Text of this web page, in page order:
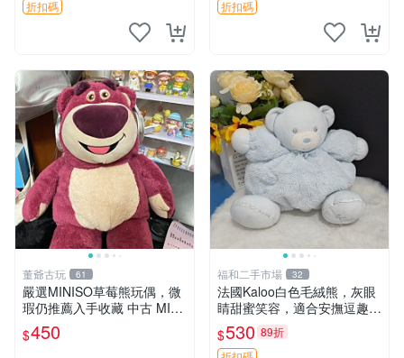
折扣碼
折扣碼
董爺古玩 61
嚴選MINISO草莓熊玩偶，微
瑕仍推薦入手收藏 中古 MINI
SO 草莓熊 玩具 收藏
$450
福和二手市場 32
法國Kaloo白色毛絨熊，灰眼
睛甜蜜笑容，適合安撫逗趣可
愛，柔軟面料手感佳。14 白
色安撫熊 毛絨玩具 寶寶逗樂
$530 89折